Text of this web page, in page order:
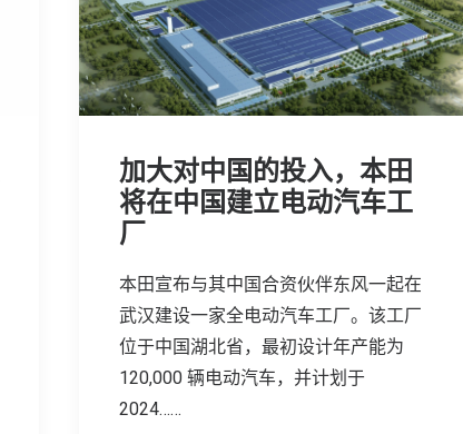
加大对中国的投入，本田
将在中国建立电动汽车工
厂
本田宣布与其中国合资伙伴东风一起在
武汉建设一家全电动汽车工厂。该工厂
位于中国湖北省，最初设计年产能为
120,000 辆电动汽车，并计划于
2024……